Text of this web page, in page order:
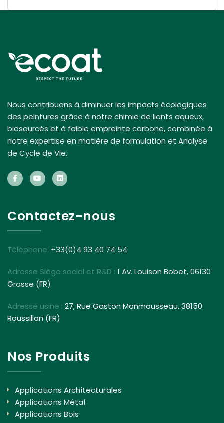
Nous contribuons à diminuer les impacts écologiques
des peintures grâce à notre chimie de liants aqueux,
biosourcés et à faible empreinte carbone, combinée à
notre expertise en matière de formulation et Analyse
de Cycle de Vie.
Contactez-nous
Téléphone: +33(0)4 93 40 74 54
Adresse Siège social et R&D : 1 Av. Louison Bobet, 06130
Grasse (FR)
Adresse usine : 27, Rue Gaston Monmousseau, 38150
Roussillon (FR)
Nos Produits
Applications Architecturales
Applications Métal
Applications Bois